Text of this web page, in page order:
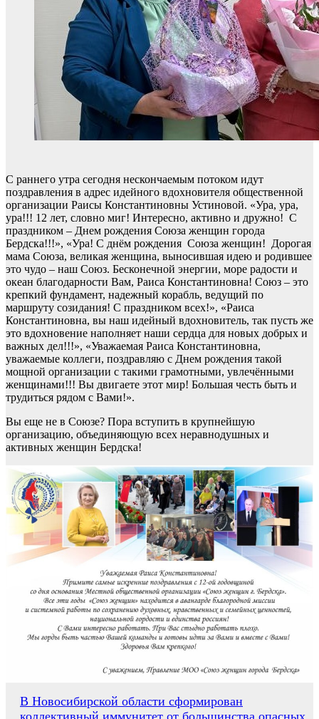
С раннего утра сегодня нескончаемым потоком идут
поздравления в адрес идейного вдохновителя общественной
организации Раисы Константиновны Устиновой. «Ура, ура,
ура!!! 12 лет, словно миг! Интересно, активно и дружно! С
праздником – Днем рождения Союза женщин города
Бердска!!!», «Ура! С днём рождения Союза женщин! Дорогая
мама Союза, великая женщина, выносившая идею и родившее
это чудо – наш Союз. Бесконечной энергии, море радости и
океан благодарности Вам, Раиса Константиновна! Союз – это
крепкий фундамент, надежный корабль, ведущий по
маршруту созидания! С праздником всех!», «Раиса
Константиновна, вы наш идейный вдохновитель, так пусть же
это вдохновение наполняет наши сердца для новых добрых и
важных дел!!!», «Уважаемая Раиса Константиновна,
уважаемые коллеги, поздравляю с Днем рождения такой
мощной организации с такими грамотными, увлечёнными
женщинами!!! Вы двигаете этот мир! Большая честь быть и
трудиться рядом с Вами!».
Вы еще не в Союзе? Пора вступить в крупнейшую
организацию, объединяющую всех неравнодушных и
активных женщин Бердска!
Навигация
В Новосибирской области сформирован